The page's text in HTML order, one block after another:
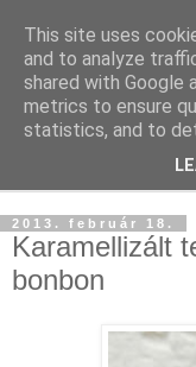
2013. február 18.
Karamellizált
bonbon
This site uses
and to analyze
shared with Google
metrics to ensure
statistics, and to